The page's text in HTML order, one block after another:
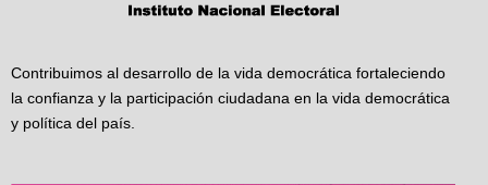
Contribuimos al desarrollo de la vida democrática fortaleciendo
la confianza y la participación ciudadana en la vida democrática
y política del país.